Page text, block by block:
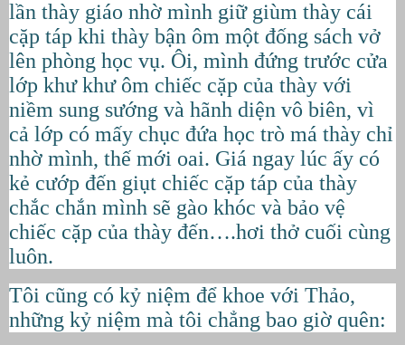
lần thày giáo nhờ mình giữ giùm thày cái
cặp táp khi thày bận ôm một đống sách vở
lên phòng học vụ. Ôi, mình đứng trước cửa
lớp khư khư ôm chiếc cặp của thày với
niềm sung sướng và hãnh diện vô biên, vì
cả lớp có mấy chục đứa học trò má thày chỉ
nhờ mình, thế mới oai. Giá ngay lúc ấy có
kẻ cướp đến giụt chiếc cặp táp của thày
chắc chắn mình sẽ gào khóc và bảo vệ
chiếc cặp của thày đến….hơi thở cuối cùng
luôn.
Tôi cũng có kỷ niệm để khoe với Thảo,
những kỷ niệm mà tôi chẳng bao giờ quên: